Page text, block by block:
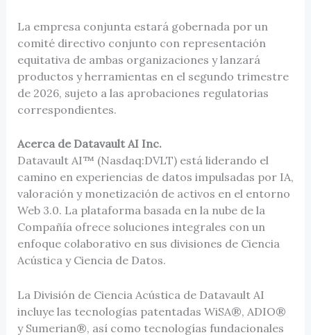
La empresa conjunta estará gobernada por un
comité directivo conjunto con representación
equitativa de ambas organizaciones y lanzará
productos y herramientas en el segundo trimestre
de 2026, sujeto a las aprobaciones regulatorias
correspondientes.
Acerca de Datavault AI Inc.
Datavault AI™ (Nasdaq:DVLT) está liderando el
camino en experiencias de datos impulsadas por IA,
valoración y monetización de activos en el entorno
Web 3.0. La plataforma basada en la nube de la
Compañía ofrece soluciones integrales con un
enfoque colaborativo en sus divisiones de Ciencia
Acústica y Ciencia de Datos.
La División de Ciencia Acústica de Datavault AI
incluye las tecnologías patentadas WiSA®, ADIO®
y Sumerian®, así como tecnologías fundacionales